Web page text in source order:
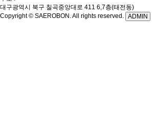
대구광역시 북구 칠곡중앙대로 411 6,7층(태전동)
Copyright © SAEROBON. All rights reserved.